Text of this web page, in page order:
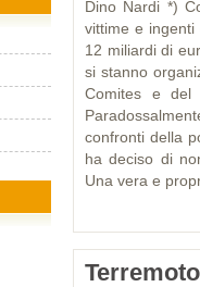
Dino Nardi *)
vittime e
12 miliardi di
si stanno
Comites e
confronti della
ha deciso di
Una vera e
Terremoto